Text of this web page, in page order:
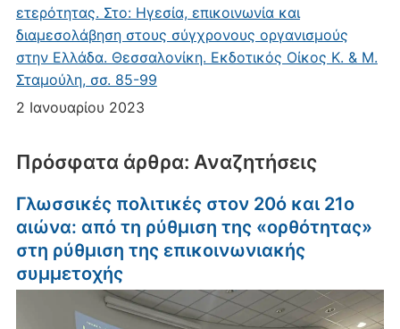
ετερότητας. Στο: Ηγεσία, επικοινωνία και
διαμεσολάβηση στους σύγχρονους οργανισμούς
στην Ελλάδα. Θεσσαλονίκη. Εκδοτικός Οίκος Κ. & Μ.
Σταμούλη, σσ. 85-99
2 Ιανουαρίου 2023
Πρόσφατα άρθρα: Αναζητήσεις
Γλωσσικές πολιτικές στον 20ό και 21ο
αιώνα: από τη ρύθμιση της «ορθότητας»
στη ρύθμιση της επικοινωνιακής
συμμετοχής